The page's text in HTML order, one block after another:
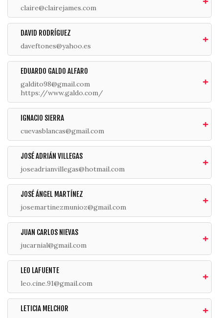
claire@clairejames.com
DAVID RODRÍGUEZ
daveftones@yahoo.es
EDUARDO GALDO ALFARO
galdito98@gmail.com
https://www.galdo.com/
IGNACIO SIERRA
cuevasblancas@gmail.com
JOSÉ ADRIÁN VILLEGAS
joseadrianvillegas@hotmail.com
JOSÉ ÁNGEL MARTÍNEZ
josemartinezmunioz@gmail.com
JUAN CARLOS NIEVAS
jucarnial@gmail.com
LEO LAFUENTE
leo.cine.91@gmail.com
LETICIA MELCHOR